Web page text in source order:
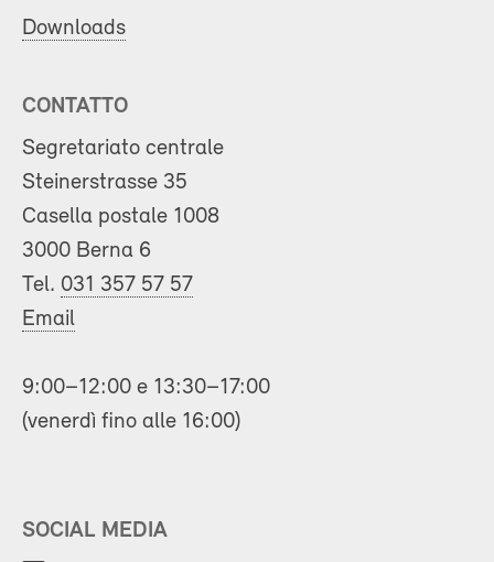
Downloads
CONTATTO
Segretariato centrale
Steinerstrasse 35
Casella postale 1008
3000 Berna 6
Tel. 031 357 57 57
Email
9:00–12:00 e 13:30–17:00
(venerdì fino alle 16:00)
SOCIAL MEDIA